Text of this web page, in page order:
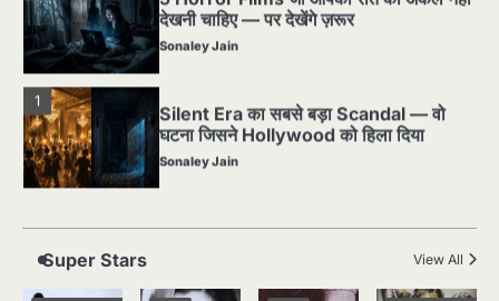
Sonaley Jain
1
Silent Era का सबसे बड़ा Scandal — वो
घटना जिसने Hollywood को हिला दिया
Sonaley Jain
2
पसीने और खून से लिखी गई मूक सिनेमा की कहानी:
Super Stars View All